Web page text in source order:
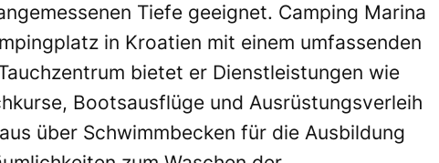
Tiefe geeignet. Camping Marina
in Kroatien mit einem umfassenden
bietet er Dienstleistungen wie
Bootsausflüge und Ausrüstungsverleih
über Schwimmbecken für die Ausbildung